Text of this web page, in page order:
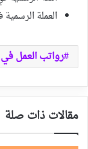
العملة
رواتب العمل
مقالات ذات صلة